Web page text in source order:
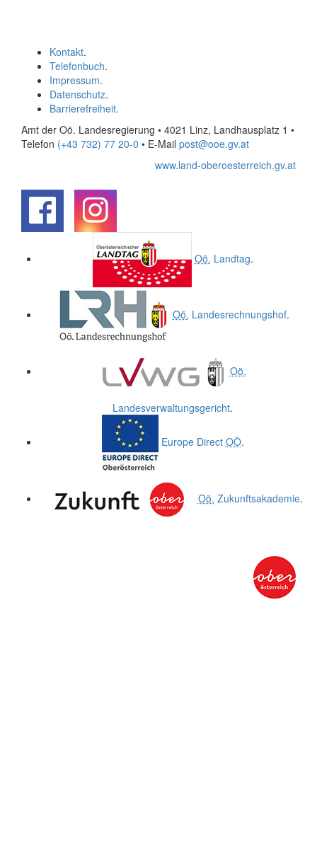
Kontakt.
Telefonbuch.
Impressum.
Datenschutz.
Barrierefreiheit.
Amt der Oö. Landesregierung • 4021 Linz, Landhausplatz 1 •
Telefon (+43 732) 77 20-0 • E-Mail post@ooe.gv.at
www.land-oberoesterreich.gv.at
Oö. Landtag.
Oö. Landesrechnungshof.
Oö.
Landesverwaltungsgericht.
Europe Direct OÖ.
Oö. Zukunftsakademie.